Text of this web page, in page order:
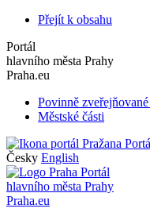
Přejít k obsahu
Portál
hlavního města Prahy
Praha.eu
Povinně
Městské části
Česky English
Portál
hlavního města Prahy
Praha.eu